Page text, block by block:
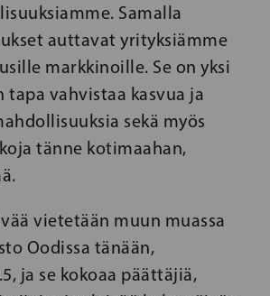
Samalla
auttavat yrityksiämme
markkinoille. Se on yksi
tapa vahvistaa kasvua ja
sekä myös
tänne kotimaahan,
vietetään muun muassa
Oodissa tänään,
ja se kokoaa päättäjiä,